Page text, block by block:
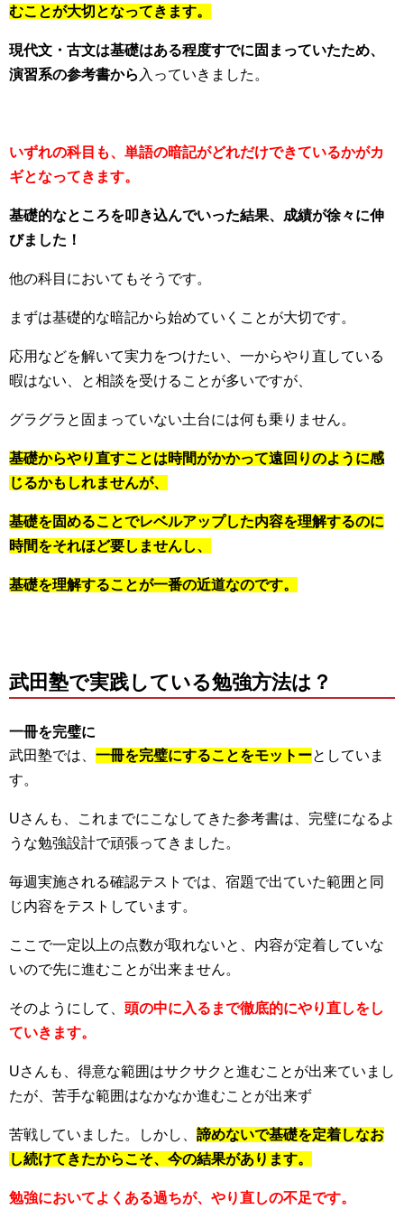
むことが大切となってきます。
現代文・古文は基礎はある程度すでに固まっていたため、
演習系の参考書から 入っていきました。
いずれの科目も、単語の暗記がどれだけできているかがカ
ギとなってきます。
基礎的なところを叩き込んでいった結果、成績が徐々に伸
びました！
他の科目においてもそうです。
まずは基礎的な暗記から始めていくことが大切です。
応用などを解いて実力をつけたい、一からやり直している
暇はない、と相談を受けることが多いですが、
グラグラと固まっていない土台には何も乗りません。
基礎からやり直すことは時間がかかって遠回りのように感
じるかもしれませんが、
基礎を固めることでレベルアップした内容を理解するのに
時間をそれほど要しませんし、
基礎を理解することが一番の近道なのです。
武田塾で実践している勉強方法は？
一冊を完璧に
武田塾では、 一冊を完璧にすることをモットーとしていま
す。
Uさんも、これまでにこなしてきた参考書は、完璧になるよ
うな勉強設計で頑張ってきました。
毎週実施される確認テストでは、宿題で出ていた範囲と同
じ内容をテストしています。
ここで一定以上の点数が取れないと、内容が定着していな
いので先に進むことが出来ません。
そのようにして、 頭の中に入るまで徹底的にやり直しをし
ていきます。
Uさんも、得意な範囲はサクサクと進むことが出来ていまし
たが、苦手な範囲はなかなか進むことが出来ず
苦戦していました。しかし、 諦めないで基礎を定着しなお
し続けてきたからこそ、今の結果があります。
勉強においてよくある過ちが、やり直しの不足です。